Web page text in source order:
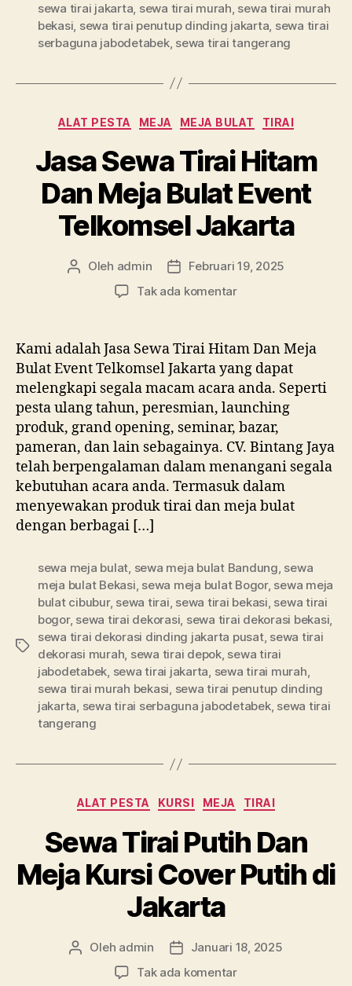
sewa tirai jakarta sewa tirai murah sewa tirai murah
bekasi sewa tirai penutup dinding jakarta sewa tirai
serbaguna jabodetabek, sewa tirai tangerang
Kategori
ALAT PESTA MEJA MEJA BULAT TIRAI
Jasa Sewa Tirai Hitam
Dan Meja Bulat Event
Telkomsel Jakarta
Penulis
Oleh admin
Tanggal
artikel
Februari 19, 2025
Tak ada komentarpada
Tirai
Hitam
Dan
Meja
Bulat
Event
Telkomsel
Jakarta
Kami adalah Jasa Sewa Tirai Hitam Dan Meja
Bulat Event Telkomsel Jakarta yang dapat
melengkapi segala macam acara anda. Seperti
pesta ulang tahun, peresmian, launching
produk, grand opening, seminar, bazar,
pameran, dan lain sebagainya. CV. Bintang Jaya
telah berpengalaman dalam menangani segala
kebutuhan acara anda. Termasuk dalam
menyewakan produk tirai dan meja bulat
dengan berbagai […]
Tag
sewa meja bulat, sewa meja bulat Bandung, sewa
meja bulat Bekasi, sewa meja bulat Bogor, sewa meja
bulat cibubur, sewa tirai, sewa tirai bekasi, sewa tirai
bogor, sewa tirai dekorasi, sewa tirai dekorasi bekasi,
sewa tirai dekorasi dinding jakarta pusat, sewa tirai
dekorasi murah, sewa tirai depok, sewa tirai
jabodetabek, sewa tirai jakarta, sewa tirai murah,
sewa tirai murah bekasi, sewa tirai penutup dinding
jakarta, sewa tirai serbaguna jabodetabek, sewa tirai
tangerang
Kategori
ALAT PESTA KURSI MEJA TIRAI
Sewa Tirai Putih Dan
Meja Kursi Cover Putih di
Jakarta
Penulis
Oleh admin
Tanggal
artikel
Januari 18, 2025
Tak ada komentarpada